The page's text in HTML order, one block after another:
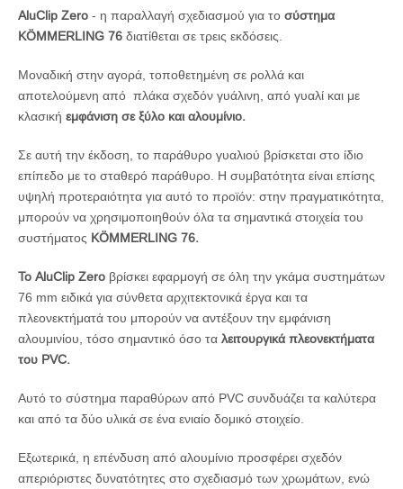
AluClip Zero - η παραλλαγή σχεδιασμού για το σύστημα
KÖMMERLING 76 διατίθεται σε τρεις εκδόσεις.
Μοναδική στην αγορά, τοποθετημένη σε ρολλά και
αποτελούμενη από πλάκα σχεδόν γυάλινη, από γυαλί και με
κλασική εμφάνιση σε ξύλο και αλουμίνιο.
Σε αυτή την έκδοση, το παράθυρο γυαλιού βρίσκεται στο ίδιο
επίπεδο με το σταθερό παράθυρο. Η συμβατότητα είναι επίσης
υψηλή προτεραιότητα για αυτό το προϊόν: στην πραγματικότητα,
μπορούν να χρησιμοποιηθούν όλα τα σημαντικά στοιχεία του
συστήματος KÖMMERLING 76.
Το AluClip Zero βρίσκει εφαρμογή σε όλη την γκάμα συστημάτων
76 mm ειδικά για σύνθετα αρχιτεκτονικά έργα και τα
πλεονεκτήματά του μπορούν να αντέξουν την εμφάνιση
αλουμινίου, τόσο σημαντικό όσο τα λειτουργικά πλεονεκτήματα
του PVC.
Αυτό το σύστημα παραθύρων από PVC συνδυάζει τα καλύτερα
και από τα δύο υλικά σε ένα ενιαίο δομικό στοιχείο.
Εξωτερικά, η επένδυση από αλουμίνιο προσφέρει σχεδόν
απεριόριστες δυνατότητες στο σχεδιασμό των χρωμάτων, ενώ